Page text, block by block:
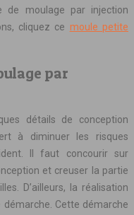
de moulage par injection
cliquez ce moule petite
par
détails de conception
à diminuer les risques
Il faut concourir sur
et creuser la partie
D’ailleurs, la réalisation
Cette démarche